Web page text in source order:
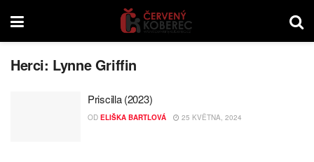
Herci: Lynne Griffin
Priscilla (2023)
OD ELIŠKA BARTLOVÁ 25 KVĚTNA, 2024